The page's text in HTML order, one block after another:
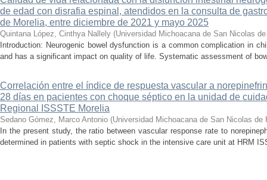
de edad con disrafia espinal, atendidos en la consulta de
de Morelia, entre diciembre de 2021 y mayo 2025
Quintana López, Cinthya Nallely (Universidad Michoacana de San Nicolas
Introduction: Neurogenic bowel dysfunction is a common complication in
and has a significant impact on quality of life. Systematic assessment of
Correlación entre el índice de respuesta vascular a
28 días en pacientes con choque séptico en la unidad de
Regional ISSSTE Morelia
Sedano Gómez, Marco Antonio (Universidad Michoacana de San Nicolas de
In the present study, the ratio between vascular response rate to
determined in patients with septic shock in the intensive care unit at HRM